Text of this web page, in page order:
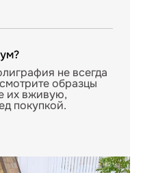
не всегда
образцы
их вживую,
покупкой.